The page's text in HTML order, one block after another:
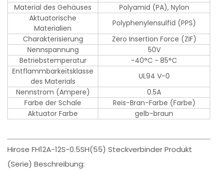
Material des Gehäuses
Polyamid (PA), Nylon
Aktuatorische
Materialien
Polyphenylensulfid (PPS)
Charakterisierung
Zero Insertion Force (ZIF)
Nennspannung
50V
Betriebstemperatur
-40°C ~ 85°C
Entflammbarkeitsklasse
des Materials
UL94 V-0
Nennstrom (Ampere)
0.5A
Farbe der Schale
Reis-Bran-Farbe (Farbe)
Aktuator Farbe
gelb-braun
Hirose FH12A-12S-0.5SH(55) Steckverbinder Produkt
(Serie) Beschreibung: